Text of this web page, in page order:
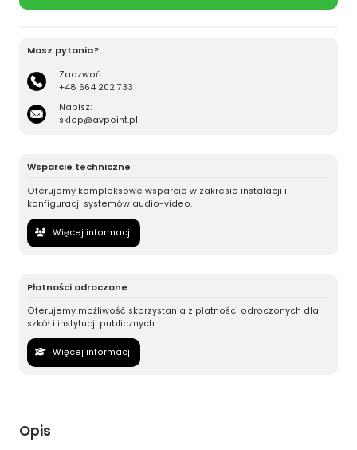
Masz pytania?
Zadzwoń:
+48 664 202 733
Napisz:
sklep@avpoint.pl
Wsparcie techniczne
Oferujemy kompleksowe wsparcie w zakresie instalacji i
konfiguracji systemów audio-video.
Więcej informacji
Płatności odroczone
Oferujemy możliwość skorzystania z płatności odroczonych dla
szkół i instytucji publicznych.
Więcej informacji
Opis